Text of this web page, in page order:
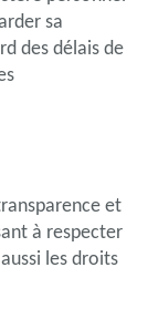
sa
des délais de
et
à respecter
les droits